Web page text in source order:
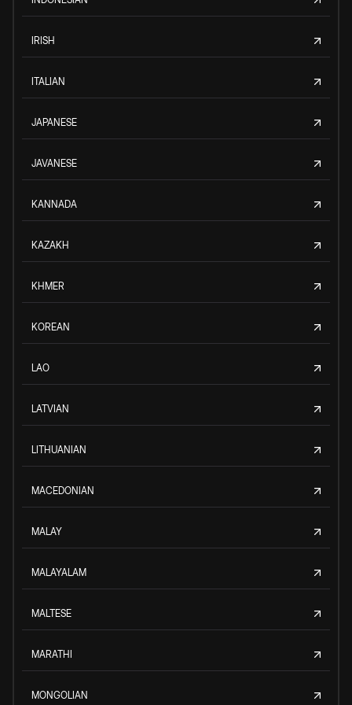
IRISH
ITALIAN
JAPANESE
JAVANESE
KANNADA
KAZAKH
KHMER
KOREAN
LAO
LATVIAN
LITHUANIAN
MACEDONIAN
MALAY
MALAYALAM
MALTESE
MARATHI
MONGOLIAN